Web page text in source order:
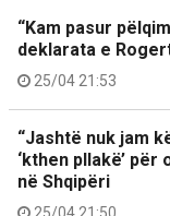
“Kam pasur
deklarata e
25/04 21:53
“Jashtë nuk jam
‘kthen pllakë’
në Shqipëri